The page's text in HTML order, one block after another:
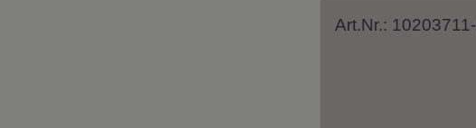
Art.Nr.: